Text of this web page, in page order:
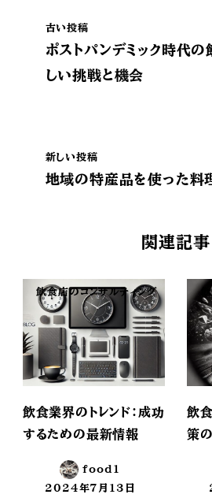
古い投稿
ポストパンデミック時代の
しい挑戦と機会
新しい投稿
地域の特産品を使った料
関連記事
飲食店のコンサルティング
飲食業界のトレンド：成功
するための最新情報
food1
2024年7月13日
飲
策